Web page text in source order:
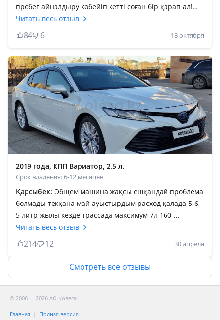
пробег айналдыру көбейіп кетті соған бір қарап ал!
Камри түрі де әдемі, jbl акустика бөлекқой! Музыканың
даусы анық шығады. Зор машина! Жалпы аламын
десең ойланба, басқасын көрме. Қытай айдадым, енді
неміс көрсем бе деп жүрмін! Камри баратын жеріңе
ұзақ жол болсын, уайымсыз жетесің! Жалпы алды пәс
сол бұның айыбы. Бордюрлар саламалейкум деп
құшақтайды. Ер қанаты — ат деген бар, машина
бәрібірде сені көрсетіп тұрады қаратыр ал экспертке
Жолың болсын, бауырым
Читать весь отзыв
84 6 18 октября
2019 года, КПП Вариатор, 2.5 л.
Срок владения: 6-12 месяцев
Қарсыбек: Общем машина жақсы ешқандай проблема
болмады текқана май ауыстырдым расход қалада 5-6,
5 литр жылы кезде трассада максимум 7л 160-
180журсен гибрид маған ұнады маневр жақсы
жасайды тып тыныш дауысы шықпайды гибридпен
жүргенде батарея жақсы болса проблема жоқ батарея
ауыстыру аса қымбат емес дейді нақты хабарым жоқ
айдаймын деп алсаңыздар болады бірақ алып сатуға
кеңес бермеймін өйткені гибридтан көпшілік адамның
ойы басқаша сатуға ұзақтау уақыт кетуі мүмкін
Читать весь отзыв
214 12 30 апреля
Смотреть все отзывы
© 2006 — 2026 АО Колеса
Главная Полная версия